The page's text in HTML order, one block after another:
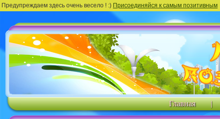
Предупреждаем здесь очень весело ! :) Присоединяйся к самым позитивным
Главная |